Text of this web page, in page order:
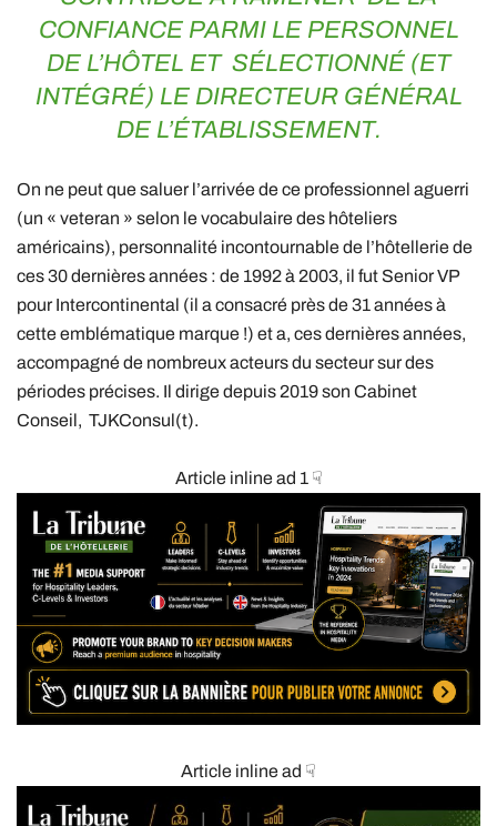
CONFIANCE PARMI LE PERSONNEL
DE L’HÔTEL ET SÉLECTIONNÉ (ET
INTÉGRÉ) LE DIRECTEUR GÉNÉRAL
DE L’ÉTABLISSEMENT.
On ne peut que saluer l’arrivée de ce professionnel aguerri
(un « veteran » selon le vocabulaire des hôteliers
américains), personnalité incontournable de l’hôtellerie de
ces 30 dernières années : de 1992 à 2003, il fut Senior VP
pour Intercontinental (il a consacré près de 31 années à
cette emblématique marque !) et a, ces dernières années,
accompagné de nombreux acteurs du secteur sur des
périodes précises. Il dirige depuis 2019 son Cabinet
Conseil, TJKConsul(t).
Article inline ad 1 ☟
Article inline ad ☟